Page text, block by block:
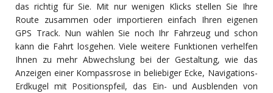
das richtig für Sie. Mit nur wenigen Klicks stellen Sie Ihre
Route zusammen oder importieren einfach Ihren eigenen
GPS Track. Nun wählen Sie noch Ihr Fahrzeug und schon
kann die Fahrt losgehen. Viele weitere Funktionen verhelfen
Ihnen zu mehr Abwechslung bei der Gestaltung, wie das
Anzeigen einer Kompassrose in beliebiger Ecke, Navigations-
Erdkugel mit Positionspfeil, das Ein- und Ausblenden von